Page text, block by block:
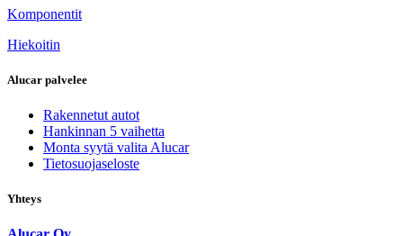
Komponentit
Hiekoitin
Alucar palvelee
Rakennetut autot
Hankinnan 5 vaihetta
Monta syytä valita Alucar
Tietosuojaseloste
Yhteys